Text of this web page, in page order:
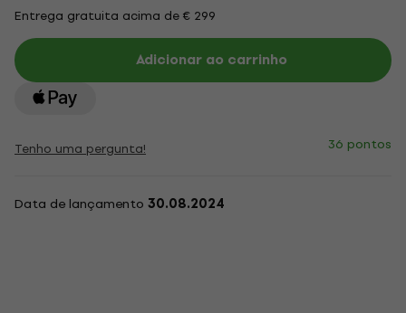
Entrega gratuita acima de € 299
Adicionar ao carrinho
Tenho uma pergunta! 36 pontos
Data de lançamento 30.08.2024